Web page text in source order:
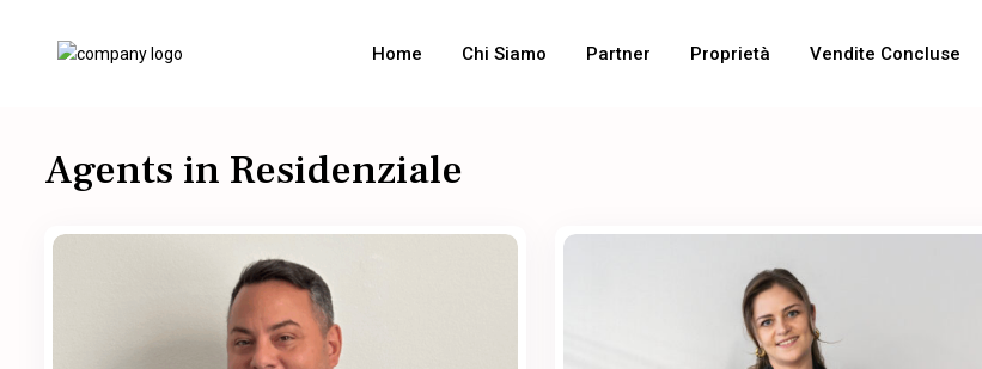
Home Chi Siamo Partner Proprietà Vendite Concluse
Agents in Residenziale